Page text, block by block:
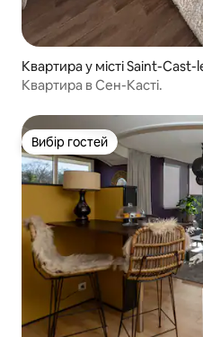
Квартира у місті Saint-
Квартира в Сен-Касті.
Вибір гостей
Вибір гостей